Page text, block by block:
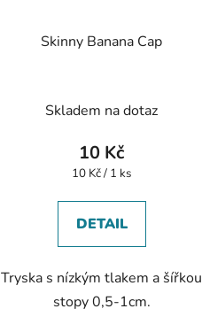
Skinny Banana Cap
hodnocení
produktu
je
z
Skladem na dotaz
10 Kč
Měrná
10 Kč / 1 ks
DETAIL
Tryska s nízkým tlakem a šířkou
stopy 0,5-1cm.